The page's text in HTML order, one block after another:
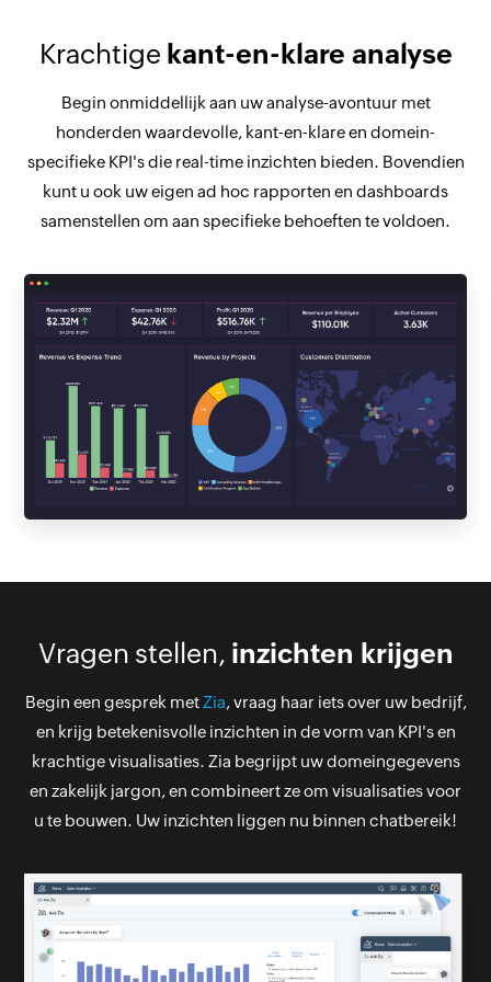
Krachtige kant-en-klare analyse
Begin onmiddellijk aan uw analyse-avontuur met
honderden waardevolle, kant-en-klare en domein-
specifieke KPI's die real-time inzichten bieden. Bovendien
kunt u ook uw eigen ad hoc rapporten en dashboards
samenstellen om aan specifieke behoeften te voldoen.
Vragen stellen, inzichten krijgen
Begin een gesprek met Zia, vraag haar iets over uw bedrijf,
en krijg betekenisvolle inzichten in de vorm van KPI's en
krachtige visualisaties. Zia begrijpt uw domeingegevens
en zakelijk jargon, en combineert ze om visualisaties voor
u te bouwen. Uw inzichten liggen nu binnen chatbereik!